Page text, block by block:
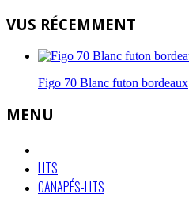
VUS RÉCEMMENT
Figo 70 Blanc futon bordeaux
MENU
LITS
CANAPÉS-LITS